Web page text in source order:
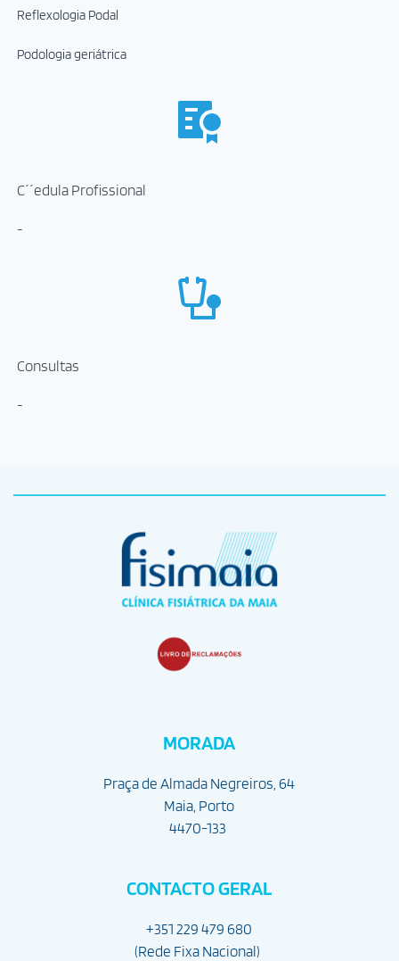
Reflexologia Podal
Podologia geriátrica
C´´edula Profissional
-
Consultas
-
MORADA
Praça de Almada Negreiros, 64
Maia, Porto
4470-133
CONTACTO GERAL
+351 229 479 680
(Rede Fixa Nacional)